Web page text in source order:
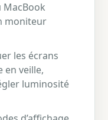
MacBook
moniteur
les écrans
en veille,
luminosité